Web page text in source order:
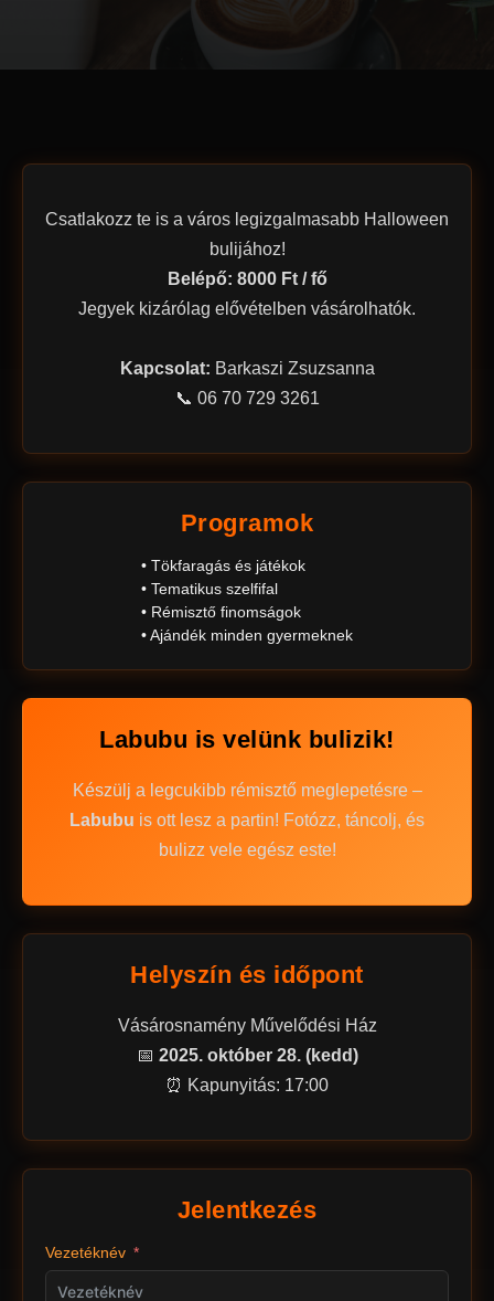
Csatlakozz te is a város legizgalmasabb Halloween
bulijához!
Belépő: 8000 Ft / fő
Jegyek kizárólag elővételben vásárolhatók.
Kapcsolat: Barkaszi Zsuzsanna
📞 06 70 729 3261
Programok
• Tökfaragás és játékok
• Tematikus szelfifal
• Rémisztő finomságok
• Ajándék minden gyermeknek
Labubu is velünk bulizik!
Készülj a legcukibb rémisztő meglepetésre –
Labubu is ott lesz a partin! Fotózz, táncolj, és
bulizz vele egész este!
Helyszín és időpont
Vásárosnamény Művelődési Ház
📅 2025. október 28. (kedd)
⏰ Kapunyitás: 17:00
Jelentkezés
Vezetéknév